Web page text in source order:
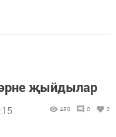
җыйдылар
480 0 2